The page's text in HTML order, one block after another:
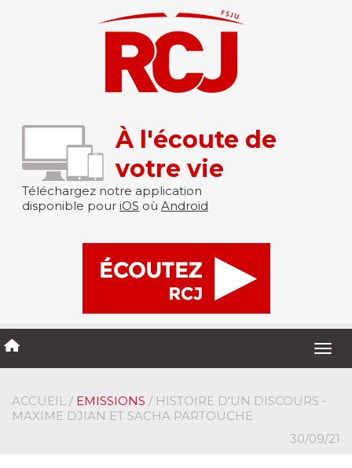
À l'écoute de
votre vie
Téléchargez notre application
disponible pour iOS où Android
ACCUEIL / EMISSIONS / HISTOIRE D'UN DISCOURS -
MAXIME DJIAN ET SACHA PARTOUCHE
30/09/21